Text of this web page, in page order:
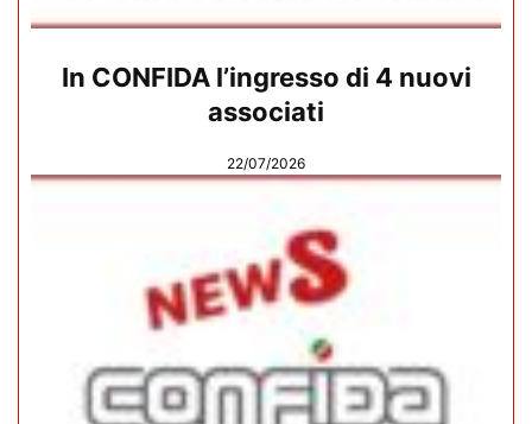
In CONFIDA l’ingresso di 4 nuovi
associati
22/07/2026